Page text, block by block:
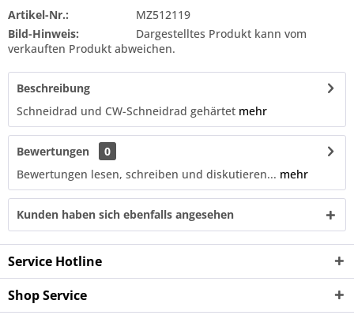
Artikel-Nr.:
MZ512119
Bild-Hinweis:
Dargestelltes Produkt kann vom
verkauften Produkt abweichen.
Beschreibung
Schneidrad und CW-Schneidrad gehärtet mehr
Bewertungen
0
Bewertungen lesen, schreiben und diskutieren... mehr
Kunden haben sich ebenfalls angesehen
Service Hotline
Shop Service